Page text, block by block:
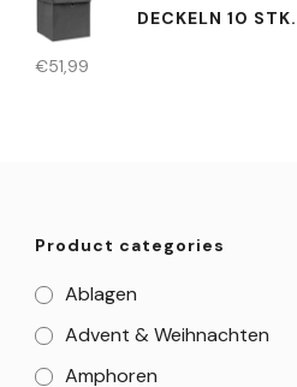
DECKELN 10
€51,99
Product categories
Ablagen
Advent & Weihnachten
Amphoren